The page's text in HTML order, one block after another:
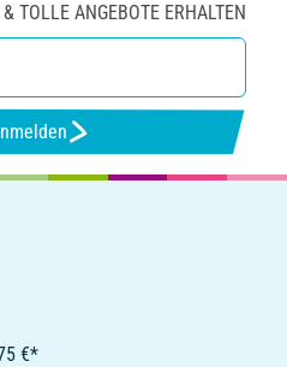
TOLLE ANGEBOTE ERHALTEN
€*